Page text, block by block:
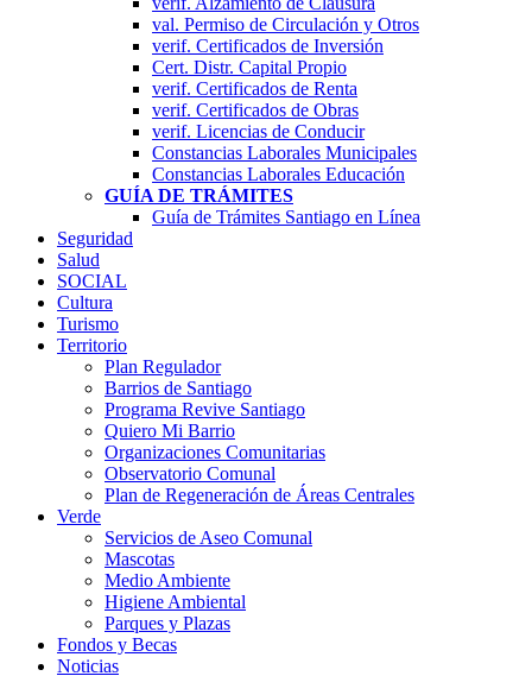
val. Permiso de Circulación y Otros
verif. Certificados de Inversión
Cert. Distr. Capital Propio
verif. Certificados de Renta
verif. Certificados de Obras
verif. Licencias de Conducir
Constancias Laborales Municipales
Constancias Laborales Educación
GUÍA DE TRÁMITES
Guía de Trámites Santiago en Línea
Seguridad
Salud
SOCIAL
Cultura
Turismo
Territorio
Plan Regulador
Barrios de Santiago
Programa Revive Santiago
Quiero Mi Barrio
Organizaciones Comunitarias
Observatorio Comunal
Plan de Regeneración de Áreas Centrales
Verde
Servicios de Aseo Comunal
Mascotas
Medio Ambiente
Higiene Ambiental
Parques y Plazas
Fondos y Becas
Noticias